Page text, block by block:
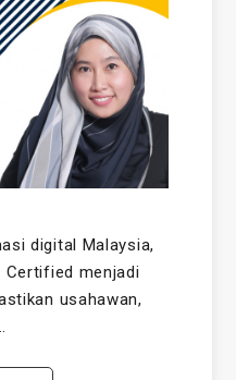
digital Malaysia,
Certified menjadi
usahawan,